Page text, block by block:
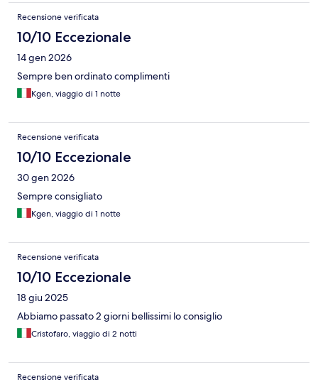
Recensione verificata
10/10 Eccezionale
14 gen 2026
Sempre ben ordinato complimenti
Kgen, viaggio di 1 notte
Recensione verificata
10/10 Eccezionale
30 gen 2026
Sempre consigliato
Kgen, viaggio di 1 notte
Recensione verificata
10/10 Eccezionale
18 giu 2025
Abbiamo passato 2 giorni bellissimi lo consiglio
Cristofaro, viaggio di 2 notti
Recensione verificata